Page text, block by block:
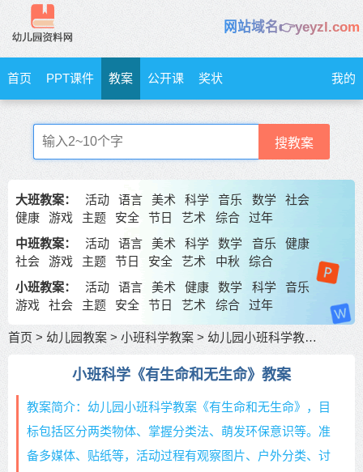
网站域名👉yeyzl.com
首页 PPT课件 教案 公开课 奖状 我的
搜教案
大班教案： 活动 语言 美术 科学 音乐 数学
社会
健康
游戏 主题 安全 节日 艺术 综合
过年
中班教案：
活动 语言 美术 科学 数学 音乐
健康
社会
游戏 主题 节日 安全 艺术 中秋
综合
小班教案：
活动 语言 美术 健康 数学 科学
音乐
游戏
社会 主题 安全 节日 艺术 综合 过年
首页 > 幼儿园教案 > 小班科学教案 > 幼儿园小班科学教案《有生命和无生命》 包含反思
小班科学《有生命和无生命》教案
教案简介：幼儿园小班科学教案《有生命和无生命》，目
标包括区分两类物体、掌握分类法、萌发环保意识等。准
备多媒体、贴纸等，活动过程有观察图片、户外分类、讨